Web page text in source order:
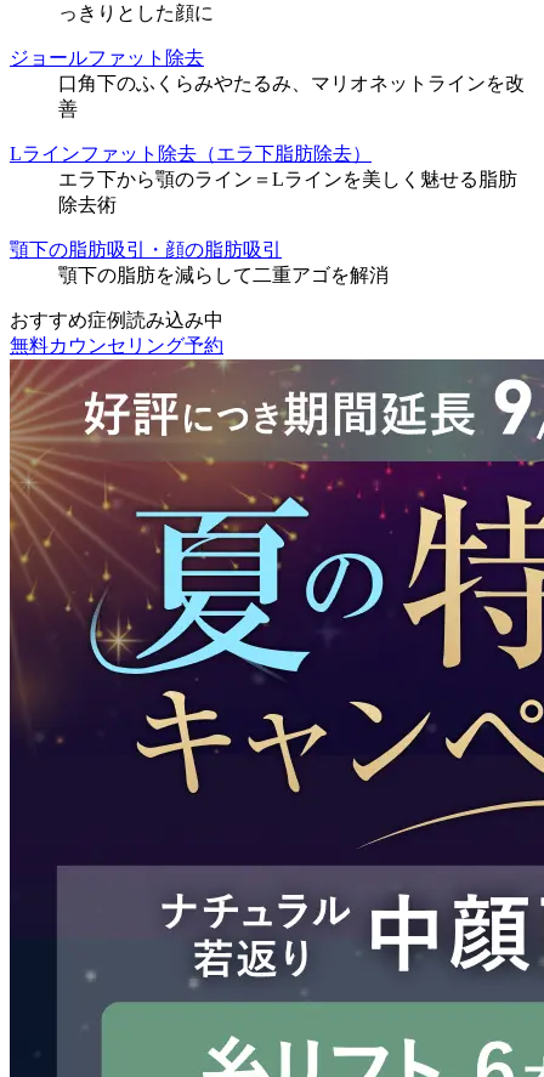
っきりとした顔に
ジョールファット除去
口角下のふくらみやたるみ、マリオネットラインを改
善
Lラインファット除去（エラ下脂肪除去）
エラ下から顎のライン＝Lラインを美しく魅せる脂肪
除去術
顎下の脂肪吸引・顔の脂肪吸引
顎下の脂肪を減らして二重アゴを解消
おすすめ症例読み込み中
無料カウンセリング予約